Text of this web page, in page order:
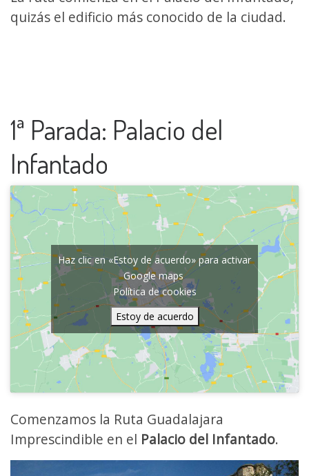
quizás el edificio más conocido de la ciudad.
1ª Parada: Palacio del
Infantado
Haz clic en «Estoy de acuerdo» para activar
Google maps
Política de cookies
Estoy de acuerdo
Comenzamos la Ruta Guadalajara
Imprescindible en el Palacio del Infantado.